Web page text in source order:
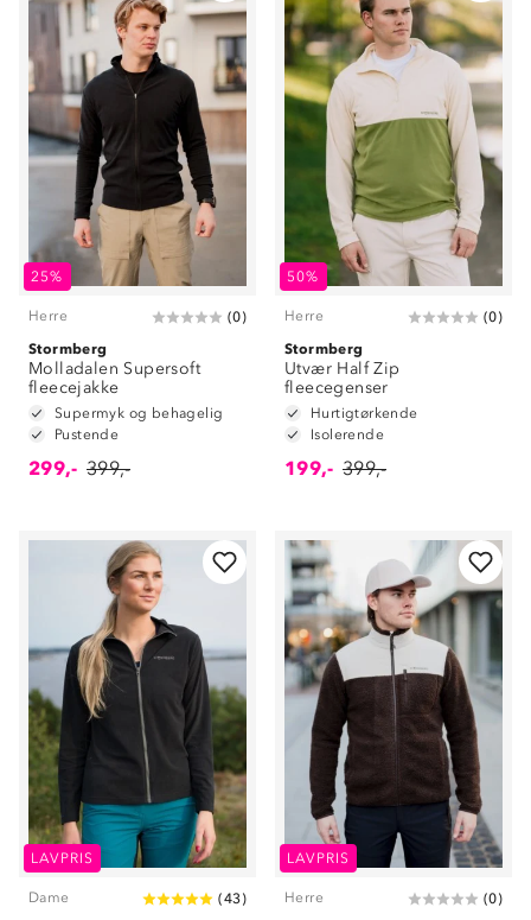
25%
Herre (0)
Stormberg
Molladalen Supersoft
fleecejakke
Supermyk og behagelig
Pustende
299,- 399,-
50%
Herre (0)
Stormberg
Utvær Half Zip
fleecegenser
Hurtigtørkende
Isolerende
199,- 399,-
LAVPRIS
Dame (43)
LAVPRIS
Herre (0)